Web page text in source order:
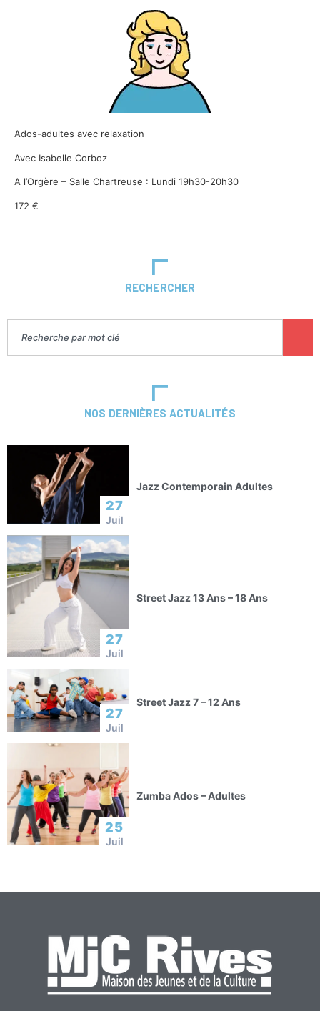
Ados-adultes avec relaxation
Avec Isabelle Corboz
A l’Orgère – Salle Chartreuse : Lundi 19h30-20h30
172 €
RECHERCHER
NOS DERNIÈRES ACTUALITÉS
27
Juil
Jazz Contemporain Adultes
27
Juil
Street Jazz 13 Ans – 18 Ans
27
Juil
Street Jazz 7 – 12 Ans
25
Juil
Zumba Ados – Adultes